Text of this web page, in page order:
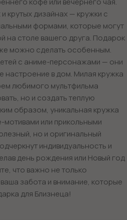
крутых дизайнах — кружки с
формами, которые могут
на столе вашего друга. Подарок
можно сделать особенным.
с аниме-персонажами — они
настроение в дом. Милая кружка
любимого мультфильма
но и создать теплую
образом, уникальная кружка
или прикольными
но и оригинальный
индивидуальность и
день рождения или Новый год
что важно не только
забота и внимание, которые
для Близнеца!